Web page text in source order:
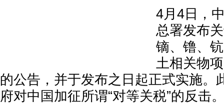
4月4日，
总署发布
镝、镥、
土相关物
的公告，并于发布之日起正式实施。
府对中国加征所谓“对等关税”的反击